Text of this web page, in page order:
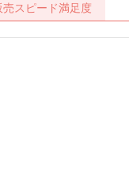
売スピード満足度